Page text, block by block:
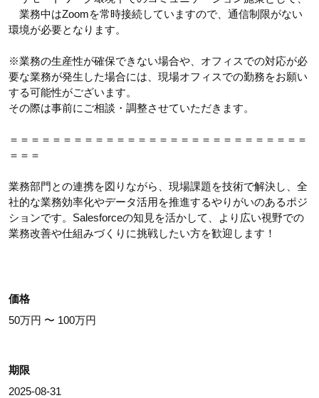
業務中はZoomを常時接続していますので、通信制限がない
環境が必要となります。
※業務の生産性が確保できない場合や、オフィスでの対応が必
要な業務が発生した場合には、現場オフィスでの勤務をお願い
する可能性がございます。
その際は事前にご相談・調整させていただきます。
＝＝＝＝＝＝＝＝＝＝＝＝＝＝＝＝＝＝＝＝＝＝＝＝＝＝＝＝
＝＝＝
業務部門との連携を図りながら、現場課題を技術で解決し、全
社的な業務効率化やデータ活用を推進するやりがいのあるポジ
ションです。Salesforceの知見を活かして、より広い視野での
業務改善や仕組みづくりに挑戦したい方を歓迎します！
価格
50万円 〜 100万円
期限
2025-08-31